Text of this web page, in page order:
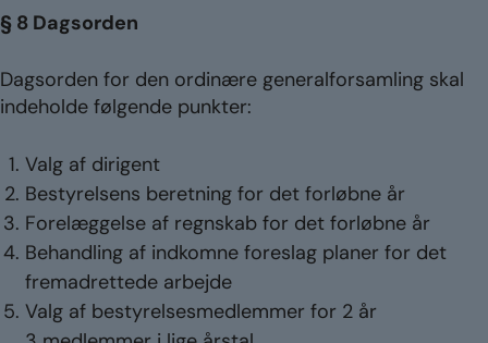
§ 8 Dagsorden
Dagsorden for den ordinære generalforsamling skal
indeholde følgende punkter:
Valg af dirigent
Bestyrelsens beretning for det forløbne år
Forelæggelse af regnskab for det forløbne år
Behandling af indkomne foreslag planer for det
fremadrettede arbejde
Valg af bestyrelsesmedlemmer for 2 år